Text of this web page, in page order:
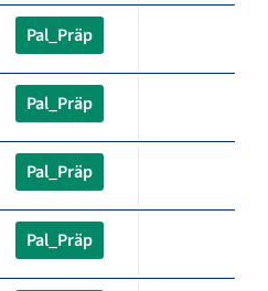
Pal_Präp
Pal_Präp
Pal_Präp
Pal_Präp